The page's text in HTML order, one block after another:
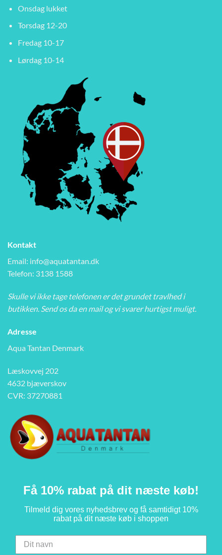
Onsdag lukket
Torsdag 12-20
Fredag 10-17
Lørdag 10-14
Kontakt
Email: info@aquatantan.dk
Telefon: 3138 1588
Skulle vi ikke tage telefonen er det grundet travlhed i
butikken. Send os da en mail og vi svarer hurtigst muligt.
Adresse
Aqua Tantan Denmark
Læskovvej 202
4632 bjæverskov
CVR: 37270881
Få 10% rabat på dit næste køb!
Tilmeld dig vores nyhedsbrev og få samtidigt 10%
rabat på dit næste køb i shoppen